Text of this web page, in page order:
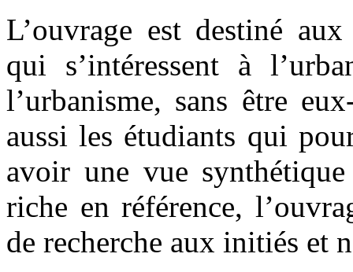
L’ouvrage est destiné
qui s’intéressent à
l’urbanisme, sans être
aussi les étudiants qui
avoir une vue
riche en référence,
de recherche aux initiés et